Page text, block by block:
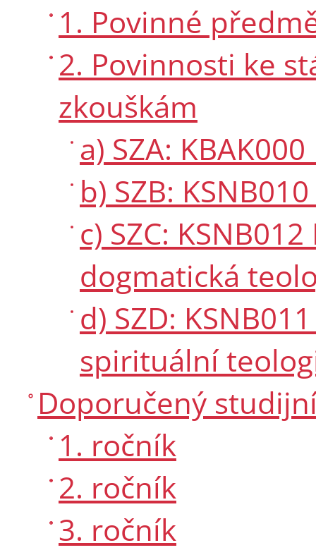
1. Povinné
2. Povinnosti ke
zkouškám
a) SZA:
b) SZB:
c) SZC:
dogmatická
d) SZD:
spirituální
Doporučený
1. ročník
2. ročník
3. ročník